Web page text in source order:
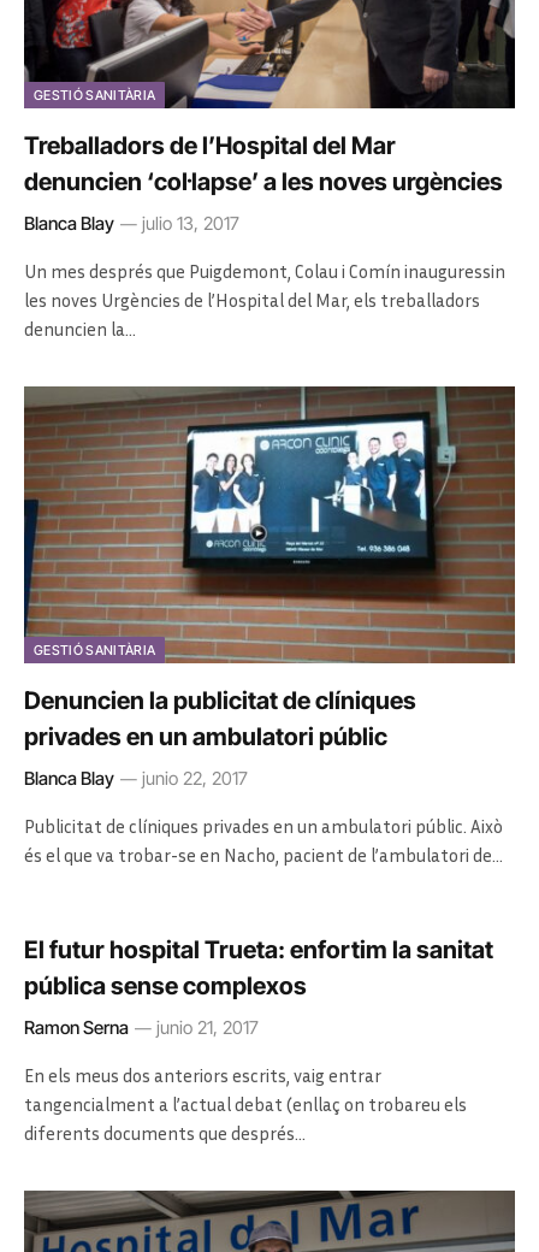
GESTIÓ SANITÀRIA
Treballadors de l’Hospital del Mar
denuncien ‘coŀlapse’ a les noves urgències
Blanca Blay julio 13, 2017
Un mes després que Puigdemont, Colau i Comín inauguressin
les noves Urgències de l’Hospital del Mar, els treballadors
denuncien la…
GESTIÓ SANITÀRIA
Denuncien la publicitat de clíniques
privades en un ambulatori públic
Blanca Blay junio 22, 2017
Publicitat de clíniques privades en un ambulatori públic. Això
és el que va trobar-se en Nacho, pacient de l’ambulatori de…
El futur hospital Trueta: enfortim la sanitat
pública sense complexos
Ramon Serna junio 21, 2017
En els meus dos anteriors escrits, vaig entrar
tangencialment a l’actual debat (enllaç on trobareu els
diferents documents que després…